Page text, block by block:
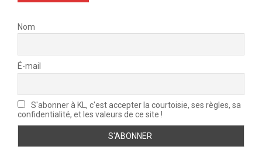
Nom
É-mail
S'abonner à KL, c'est accepter la courtoisie, ses règles, sa
confidentialité, et les valeurs de ce site !